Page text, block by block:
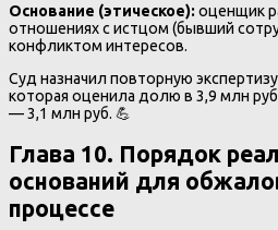
Основание (этическое):оценщик
отношениях с истцом (бывший
конфликтом интересов.
Суд назначил повторную
которая оценила долю в 3,9 млн
— 3,1 млн руб. 💪
Глава 10. Порядок
оснований для
процессе